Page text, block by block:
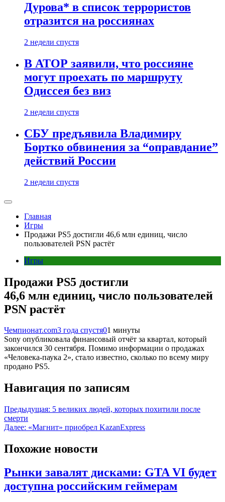
Дурова* в список террористов
отразится на россиянах
2 недели спустя
В АТОР заявили, что россияне
могут проехать по маршруту
Одиссея без виз
2 недели спустя
СБУ предъявила Владимиру
Бортко обвинения за “оправдание”
действий России
2 недели спустя
Главная
Игры
Продажи PS5 достигли 46,6 млн единиц, число
пользователей PSN растёт
Игры
Продажи PS5 достигли
46,6 млн единиц, число пользователей
PSN растёт
Чемпионат.com3 года спустя01 минуты
Sony опубликовала финансовый отчёт за квартал, который
закончился 30 сентября. Помимо информации о продажах
«Человека-паука 2», стало известно, сколько по всему миру
продано PS5.
Навигация по записям
Предыдущая: 5 великих людей, которых похитили после
смерти
Далее: «Магнит» приобрел KazanExpress
Похожие новости
Рынки завалят дисками: GTA VI будет
доступна российским геймерам